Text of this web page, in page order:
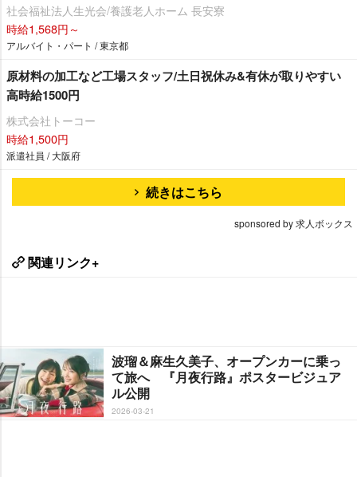
社会福祉法人生光会/養護老人ホーム 長安寮
時給1,568円～
アルバイト・パート / 東京都
原材料の加工など工場スタッフ/土日祝休み&有休が取りやすい
高時給1500円
株式会社トーコー
時給1,500円
派遣社員 / 大阪府
続きはこちら
sponsored by 求人ボックス
関連リンク+
波瑠＆麻生久美子、オープンカーに乗っ
て旅へ 『月夜行路』ポスタービジュア
ル公開
2026-03-21